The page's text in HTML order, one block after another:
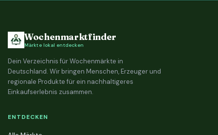
Wochenmarktfinder
Märkte lokal entdecken
Dein Verzeichnis für Wochenmärkte in
Deutschland. Wir bringen Menschen, Erzeuger und
regionale Produkte für ein nachhaltigeres
Einkaufserlebnis zusammen.
ENTDECKEN